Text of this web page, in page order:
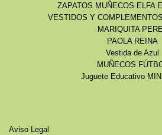
ZAPATOS MUÑECOS ELFA
VESTIDOS Y
MARIQUITA
PAOLA REINA
Vestida de Azul
MUÑECOS
Juguete Educativo
Aviso Legal